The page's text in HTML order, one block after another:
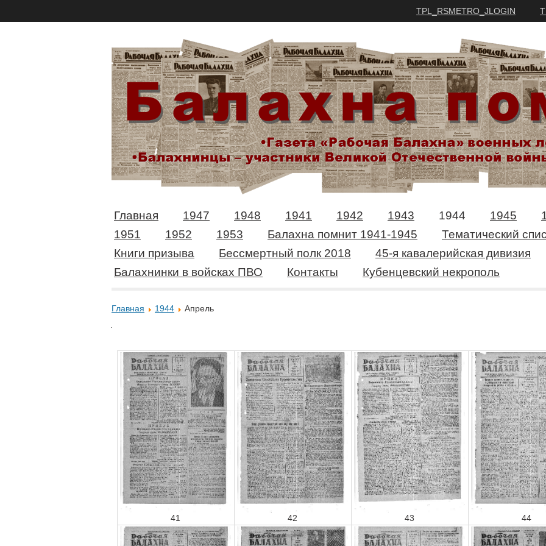
TPL_RSMETRO_JLOGIN
Главная 1947 1948 1941 1942 1943 1944 1945
1951
1952 1953 Балахна помнит 1941-1945
Тематический
Книги призыва
Бессмертный полк 2018
45-я кавалерийская дивизия
Балахнинки в войсках ПВО
Контакты Кубенцевский некрополь
Главная 1944 Апрель
41 42 43 44